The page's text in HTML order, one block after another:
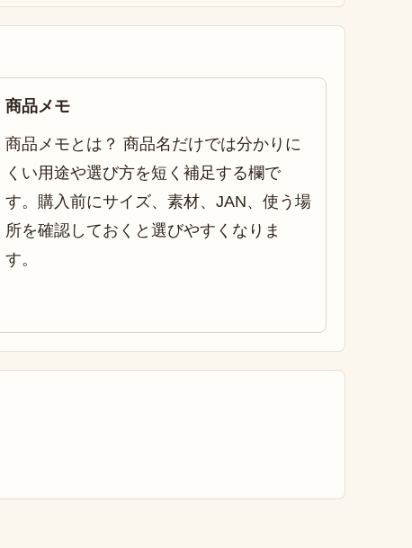
商品メモ
商品メモとは？ 商品名だけでは分かりに
くい用途や選び方を短く補足する欄で
す。購入前にサイズ、素材、JAN、使う場
所を確認しておくと選びやすくなりま
す。